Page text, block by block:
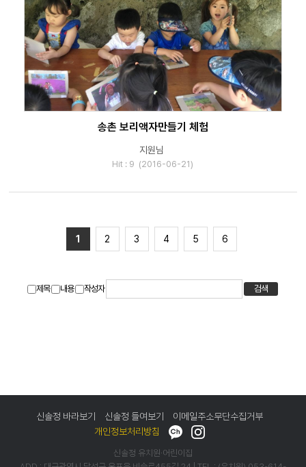
송촌 보리액자만들기 체험
지원님
Hit : 9 (2016-06-21)
1 2 3 4 5 6
제목 내용 작성자 검색
신솔정 바라보기 신솔정 들여보기
이메일주소무단수집거부
개인정보처리방침
신솔정 유치원·어린이집